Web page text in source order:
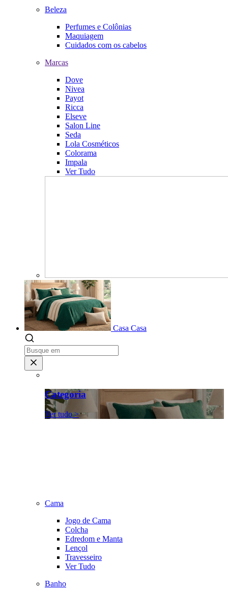
Beleza
Perfumes e Colônias
Maquiagem
Cuidados com os cabelos
Marcas
Dove
Nivea
Payot
Ricca
Elseve
Salon Line
Seda
Lola Cosméticos
Colorama
Impala
Ver Tudo
Casa Casa
Categoria
Ver tudo >
Cama
Jogo de Cama
Colcha
Edredom e Manta
Lençol
Travesseiro
Ver Tudo
Banho